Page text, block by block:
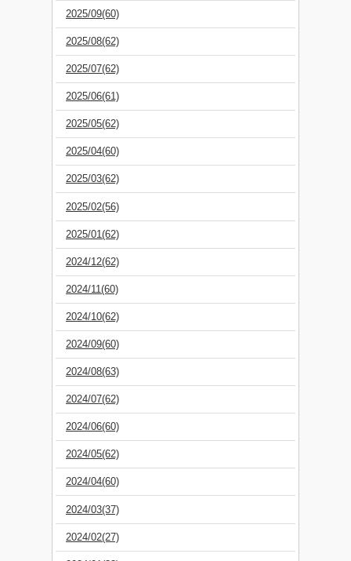
2025/09(60)
2025/08(62)
2025/07(62)
2025/06(61)
2025/05(62)
2025/04(60)
2025/03(62)
2025/02(56)
2025/01(62)
2024/12(62)
2024/11(60)
2024/10(62)
2024/09(60)
2024/08(63)
2024/07(62)
2024/06(60)
2024/05(62)
2024/04(60)
2024/03(37)
2024/02(27)